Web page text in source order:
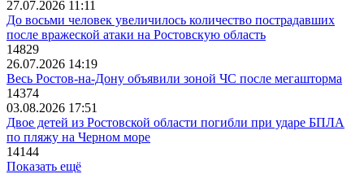
27.07.2026 11:11
До восьми человек увеличилось количество пострадавших
после вражеской атаки на Ростовскую область
14829
26.07.2026 14:19
Весь Ростов-на-Дону объявили зоной ЧС после мегашторма
14374
03.08.2026 17:51
Двое детей из Ростовской области погибли при ударе БПЛА
по пляжу на Черном море
14144
Показать ещё